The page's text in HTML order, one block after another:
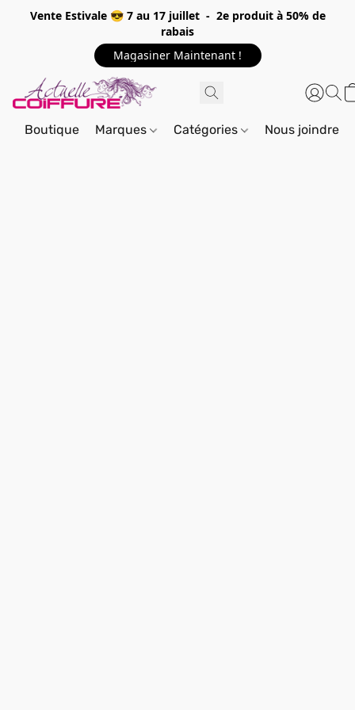
Vente Estivale 😎 7 au 17 juillet - 2e produit à 50% de
rabais
Magasiner Maintenant !
Boutique Marques Catégories Nous joindre